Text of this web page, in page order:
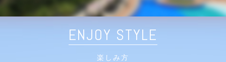
ENJOY STYLE
楽しみ方